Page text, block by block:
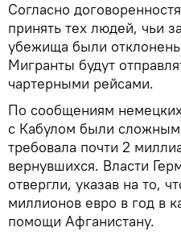
Согласно
принять тех людей, чьи
убежища были
Мигранты будут
чартерными рейсами.
По сообщениям
с Кабулом были
требовала почти 2
вернувшихся. Власти
отвергли, указав на то,
миллионов евро в год в
помощи Афганистану.